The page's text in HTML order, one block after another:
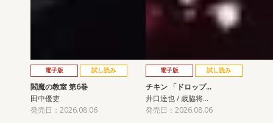
電子版 試し読み
閻魔の教室 第6巻
田中優吏
発売日：2026.08.06
電子版 試し読み
チキン 「ドロップ…
井口達也 / 歳脇将…
発売日：2026.08.06